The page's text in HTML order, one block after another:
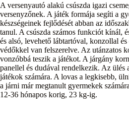
A versenyautó alakú csúszda igazi
versenyzőnek. A játék formája segíti a
készségeinek fejlődését abban az
tanul. A csúszda számos funkciót kínál,
és alsó, levehető lábtartóval, konzollal
védőkkel van felszerelve. Az utánzatos
vonzóbbá teszik a játékot. A járgány
panellel és dudával rendelkezik. Az ülés
játékok számára. A lovas a legkisebb,
a járni már megtanult gyermekek
12-36 hónapos korig, 23 kg-ig.